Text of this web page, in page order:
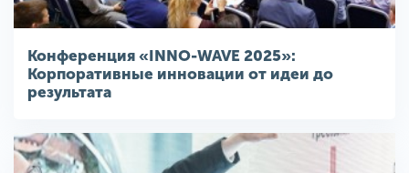
Конференция «INNO-WAVE 2025»:
Корпоративные инновации от идеи до
результата